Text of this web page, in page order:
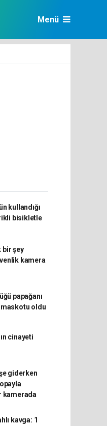
Menü
kullandığı
bisikletle
bir şey
kamera
papağanı
maskotu oldu
cinayeti
giderken
kamerada
kavga: 1